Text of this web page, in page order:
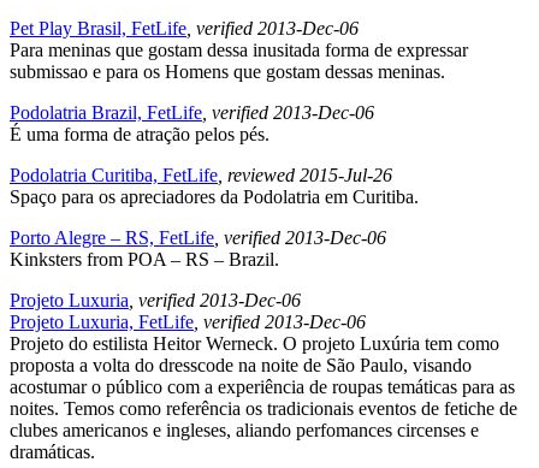
Pet Play Brasil, FetLife , verified 2013-Dec-06
Para meninas que gostam dessa inusitada forma de expressar
submissao e para os Homens que gostam dessas meninas.
Podolatria Brazil, FetLife , verified 2013-Dec-06
É uma forma de atração pelos pés.
Podolatria Curitiba, FetLife , reviewed 2015-Jul-26
Spaço para os apreciadores da Podolatria em Curitiba.
Porto Alegre – RS, FetLife , verified 2013-Dec-06
Kinksters from POA – RS – Brazil.
Projeto Luxuria , verified 2013-Dec-06
Projeto Luxuria, FetLife , verified 2013-Dec-06
Projeto do estilista Heitor Werneck. O projeto Luxúria tem como
proposta a volta do dresscode na noite de São Paulo, visando
acostumar o público com a experiência de roupas temáticas para as
noites. Temos como referência os tradicionais eventos de fetiche de
clubes americanos e ingleses, aliando perfomances circenses e
dramáticas.